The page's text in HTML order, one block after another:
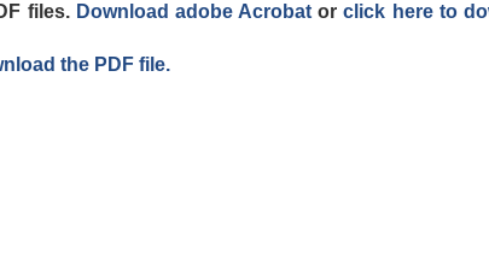
files. Download adobe Acrobatorclick here to
the PDF file.